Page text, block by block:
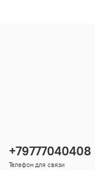
+79777040408
Телефон для связи